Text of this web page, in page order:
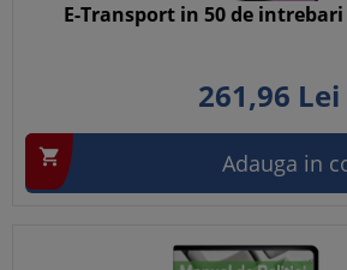
E-Transport in 50 de
261,96 Lei
 Adauga in